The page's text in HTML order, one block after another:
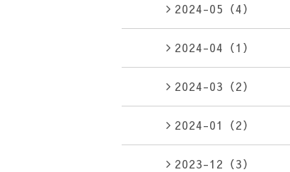
2024-05（4）
2024-04（1）
2024-03（2）
2024-01（2）
2023-12（3）